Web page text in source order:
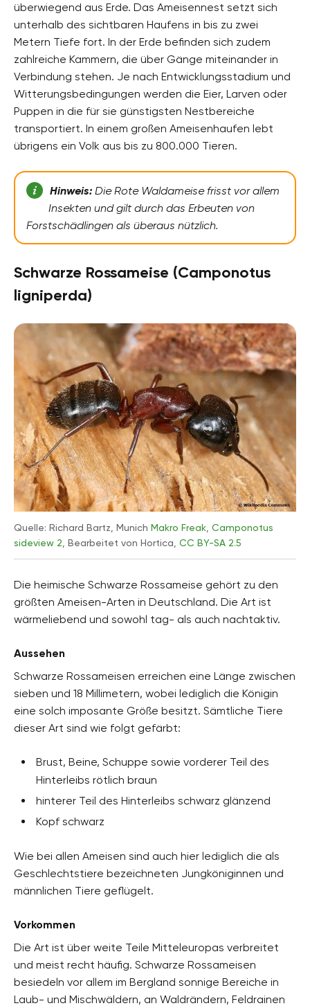
überwiegend aus Erde. Das Ameisennest setzt sich
unterhalb des sichtbaren Haufens in bis zu zwei
Metern Tiefe fort. In der Erde befinden sich zudem
zahlreiche Kammern, die über Gänge miteinander in
Verbindung stehen. Je nach Entwicklungsstadium und
Witterungsbedingungen werden die Eier, Larven oder
Puppen in die für sie günstigsten Nestbereiche
transportiert. In einem großen Ameisenhaufen lebt
übrigens ein Volk aus bis zu 800.000 Tieren.
Hinweis:Die Rote Waldameise frisst vor allem
Insekten und gilt durch das Erbeuten von
Forstschädlingen als überaus nützlich.
Schwarze Rossameise (Camponotus
ligniperda)
Quelle: Richard Bartz, Munich Makro Freak, Camponotus
sideview 2, Bearbeitet von Hortica, CC BY-SA 2.5
Die heimische Schwarze Rossameise gehört zu den
größten Ameisen-Arten in Deutschland. Die Art ist
wärmeliebend und sowohl tag- als auch nachtaktiv.
Aussehen
Schwarze Rossameisen erreichen eine Länge zwischen
sieben und 18 Millimetern, wobei lediglich die Königin
eine solch imposante Größe besitzt. Sämtliche Tiere
dieser Art sind wie folgt gefärbt:
Brust, Beine, Schuppe sowie vorderer Teil des
Hinterleibs rötlich braun
hinterer Teil des Hinterleibs schwarz glänzend
Kopf schwarz
Wie bei allen Ameisen sind auch hier lediglich die als
Geschlechtstiere bezeichneten Jungköniginnen und
männlichen Tiere geflügelt.
Vorkommen
Die Art ist über weite Teile Mitteleuropas verbreitet
und meist recht häufig. Schwarze Rossameisen
besiedeln vor allem im Bergland sonnige Bereiche in
Laub- und Mischwäldern, an Waldrändern, Feldrainen